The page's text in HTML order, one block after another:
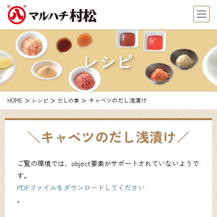
レシピ
HOME レシピ だしの素 キャベツのだし浅漬け
キャベツのだし浅漬け
ご覧の環境では、object要素がサポートされていないようで
す。
PDFファイルをダウンロードしてください
。